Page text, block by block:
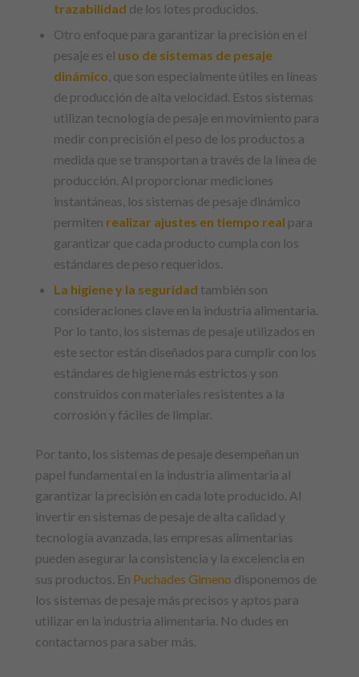
trazabilidad de los lotes producidos.
Otro enfoque para garantizar la precisión en el
pesaje es el uso de sistemas de pesaje
dinámico , que son especialmente útiles en líneas
de producción de alta velocidad. Estos sistemas
utilizan tecnología de pesaje en movimiento para
medir con precisión el peso de los productos a
medida que se transportan a través de la línea de
producción. Al proporcionar mediciones
instantáneas, los sistemas de pesaje dinámico
permiten realizar ajustes en tiempo real para
garantizar que cada producto cumpla con los
estándares de peso requeridos.
La higiene y la seguridad también son
consideraciones clave en la industria alimentaria.
Por lo tanto, los sistemas de pesaje utilizados en
este sector están diseñados para cumplir con los
estándares de higiene más estrictos y son
construidos con materiales resistentes a la
corrosión y fáciles de limpiar.
Por tanto, los sistemas de pesaje desempeñan un
papel fundamental en la industria alimentaria al
garantizar la precisión en cada lote producido. Al
invertir en sistemas de pesaje de alta calidad y
tecnología avanzada, las empresas alimentarias
pueden asegurar la consistencia y la excelencia en
sus productos. En Puchades Gimeno disponemos de
los sistemas de pesaje más precisos y aptos para
utilizar en la industria alimentaria. No dudes en
contactarnos para saber más.